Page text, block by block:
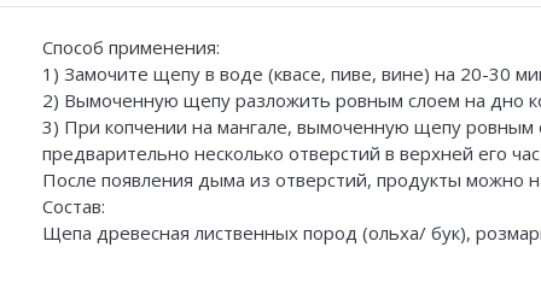
Способ применения:
1) Замочите щепу в воде (квасе, пиве, вине) на 20-30
2) Вымоченную щепу разложить ровным слоем на дно
3) При копчении на мангале, вымоченную щепу ровным
предварительно несколько отверстий в верхней его
После появления дыма из отверстий, продукты можно
Состав:
Щепа древесная лиственных пород (ольха/ бук),